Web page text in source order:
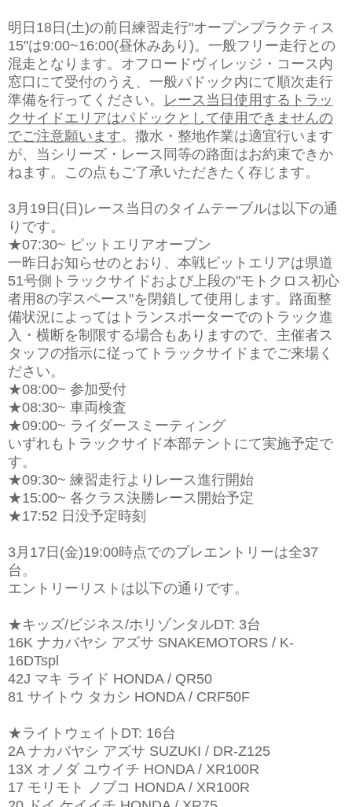
明日18日(土)の前日練習走行"オープンプラクティス
15"は9:00~16:00(昼休みあり)。一般フリー走行との
混走となります。オフロードヴィレッジ・コース内
窓口にて受付のうえ、一般パドック内にて順次走行
準備を行ってください。 レース当日使用するトラッ
クサイドエリアはパドックとして使用できませんの
でご注意願います。撒水・整地作業は適宜行います
が、当シリーズ・レース同等の路面はお約束できか
ねます。この点もご了承いただきたく存じます。
3月19日(日)レース当日のタイムテーブルは以下の通
りです。
★07:30~ ピットエリアオープン
一昨日お知らせのとおり、本戦ピットエリアは県道
51号側トラックサイドおよび上段の"モトクロス初心
者用8の字スペース"を閉鎖して使用します。路面整
備状況によってはトランスポーターでのトラック進
入・横断を制限する場合もありますので、主催者ス
タッフの指示に従ってトラックサイドまでご来場く
ださい。
★08:00~ 参加受付
★08:30~ 車両検査
★09:00~ ライダースミーティング
いずれもトラックサイド本部テントにて実施予定で
す。
★09:30~ 練習走行よりレース進行開始
★15:00~ 各クラス決勝レース開始予定
★17:52 日没予定時刻
3月17日(金)19:00時点でのプレエントリーは全37
台。
エントリーリストは以下の通りです。
★キッズ/ビジネス/ホリゾンタルDT: 3台
16K ナカバヤシ アズサ SNAKEMOTORS / K-
16DTspl
42J マキ ライド HONDA / QR50
81 サイトウ タカシ HONDA / CRF50F
★ライトウェイトDT: 16台
2A ナカバヤシ アズサ SUZUKI / DR-Z125
13X オノダ ユウイチ HONDA / XR100R
17 モリモト ノブコ HONDA / XR100R